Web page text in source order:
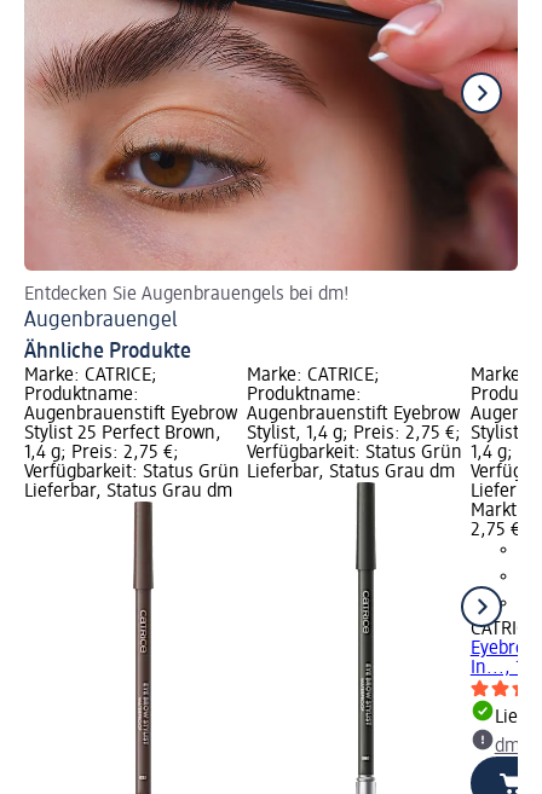
Entdecken Sie Augenbrauengels bei dm!
Augenbrauengel
Ähnliche Produkte
Marke: CATRICE;
Produktname:
Augenbrauenstift Eyebrow
Stylist 25 Perfect Brown,
1,4 g; Preis: 2,75 €;
Verfügbarkeit: Status Grün
Lieferbar, Status Grau dm
Marke: CATRICE;
Produktname:
Augenbrauenstift Eyebrow
Stylist, 1,4 g; Preis: 2,75 €;
Verfügbarkeit: Status Grün
Lieferbar, Status Grau dm
Marke:
Stylist
1,4 g;
Markt
2,75 €
CATRICE
In..., 1,4
dm